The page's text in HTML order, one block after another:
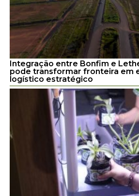
Integração entre Bonfim e
pode transformar fronteira em
logístico estratégico